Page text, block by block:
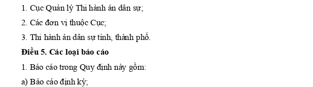
1. Cục Quản lý Thi hành án dân sự;
2. Các đơn vị thuộc Cục;
3. Thi hành án dân sự tỉnh, thành phố.
Điều 5. Các loại báo cáo
1. Báo cáo trong Quy định này gồm:
a) Báo cáo định kỳ;